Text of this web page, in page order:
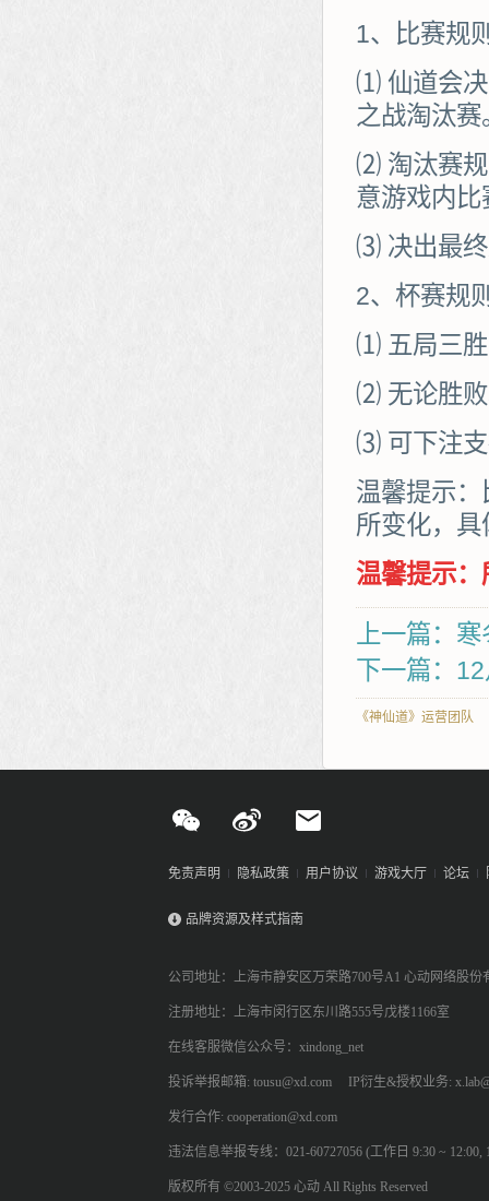
1、比赛规
⑴ 仙道会决
之战淘汰赛
⑵ 淘汰赛规
意游戏内比
⑶ 决出最终
2、杯赛规
⑴ 五局三
⑵ 无论胜
⑶ 可下注
温馨提示
所变化，
温馨提示
上一篇：
下一篇：
《神仙道》运营团队
免责声明 隐私政策 用户协议 游戏大厅 论坛
品牌资源及样式指南
公司地址：上海市静安区万荣路700号A1 心动网络股份
注册地址：上海市闵行区东川路555号戊楼1166室
在线客服微信公众号：xindong_net
投诉举报邮箱: tousu@xd.com IP衍生&授权业务:
发行合作: cooperation@xd.com
违法信息举报专线：021-60727056 (工作日 9:30 ~ 12:00,
版权所有 ©2003-2025 心动 All Rights Reserved